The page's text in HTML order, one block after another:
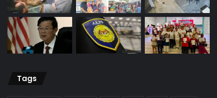
Tags